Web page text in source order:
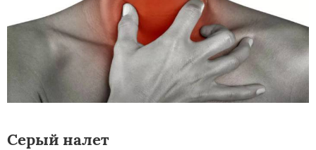
Серый налет